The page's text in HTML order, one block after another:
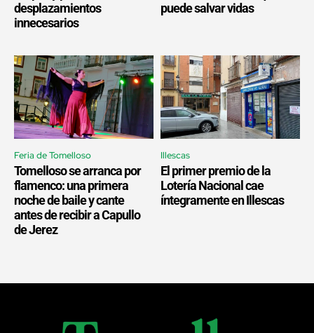
desplazamientos
innecesarios
puede salvar vidas
Feria de Tomelloso
Tomelloso se arranca por
flamenco: una primera
noche de baile y cante
antes de recibir a Capullo
de Jerez
Illescas
El primer premio de la
Lotería Nacional cae
íntegramente en Illescas